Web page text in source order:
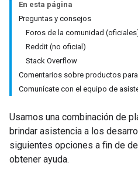
En esta página
Preguntas y consejos
Foros de la comunidad
Reddit (no oficial)
Stack Overflow
Comentarios sobre productos
Comunícate con el equipo de
Usamos una combinación de
brindar asistencia a los
siguientes opciones a fin de
obtener ayuda.